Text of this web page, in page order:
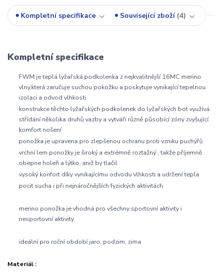
Kompletní specifikace Související zboží 4
Kompletní specifikace
FWM je teplá lyžařská podkolenka z nejkvalitnější 16MC merino
vlny,která zaručuje suchou pokožku a poskytuje vynikající tepelnou
izolaci a odvod vlhkosti
konstrukce těchto lyžařských podkolenek do lyžařských bot využívá
střídání několika druhů vazby a vytváří různě působící zóny zvyšující
komfort nošení
ponožka je upravena pro zlepšenou ochranu proti vzniku puchýřů
vrchní lem ponožky je široký a extrémně roztažný , takže příjemně
obepne holeň a lýtko, aniž by tlačil
vysoký konfort díky vynikajícímu odvodu vlhkosti a udržení tepla
pocit sucha i při nejnáročnějších fyzických aktivitách
merino ponožka je vhodná pro všechny sportovní aktivity i
nesportovní aktivity
ideální pro roční období jaro, podzim, zima
Materiál :